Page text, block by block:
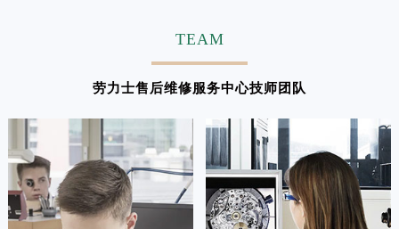
TEAM
劳力士售后维修服务中心技师团队